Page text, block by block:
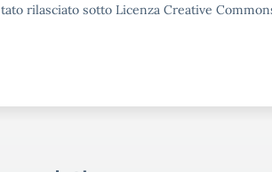
rilasciato sotto Licenza Creative